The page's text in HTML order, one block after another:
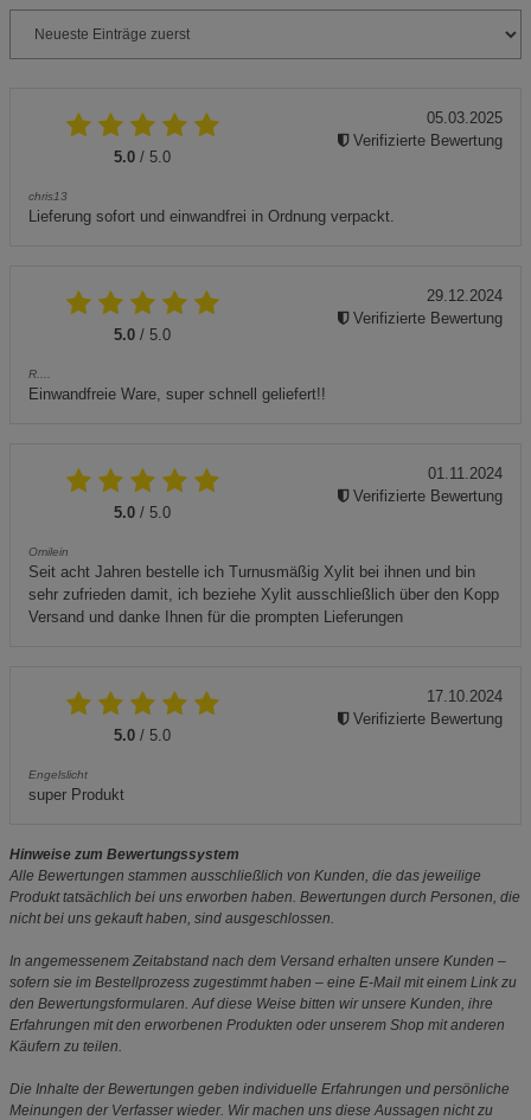
5.0 / 5.0
chris13
Lieferung sofort und einwandfrei in Ordnung verpackt.
05.03.2025
Verifizierte Bewertung
5.0 / 5.0
R....
Einwandfreie Ware, super schnell geliefert!!
29.12.2024
Verifizierte Bewertung
5.0 / 5.0
Omilein
Seit acht Jahren bestelle ich Turnusmäßig Xylit bei ihnen und bin
sehr zufrieden damit, ich beziehe Xylit ausschließlich über den Kopp
Versand und danke Ihnen für die prompten Lieferungen
01.11.2024
Verifizierte Bewertung
5.0 / 5.0
Engelslicht
super Produkt
17.10.2024
Verifizierte Bewertung
Hinweise zum Bewertungssystem
Alle Bewertungen stammen ausschließlich von Kunden, die das jeweilige
Produkt tatsächlich bei uns erworben haben. Bewertungen durch Personen, die
nicht bei uns gekauft haben, sind ausgeschlossen.
In angemessenem Zeitabstand nach dem Versand erhalten unsere Kunden –
sofern sie im Bestellprozess zugestimmt haben – eine E-Mail mit einem Link zu
den Bewertungsformularen. Auf diese Weise bitten wir unsere Kunden, ihre
Erfahrungen mit den erworbenen Produkten oder unserem Shop mit anderen
Käufern zu teilen.
Die Inhalte der Bewertungen geben individuelle Erfahrungen und persönliche
Meinungen der Verfasser wieder. Wir machen uns diese Aussagen nicht zu